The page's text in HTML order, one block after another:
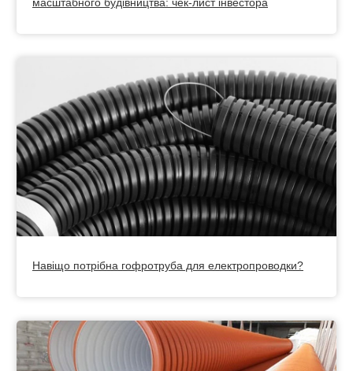
масштабного будівництва: чек-лист інвестора
Навіщо потрібна гофротруба для електропроводки?